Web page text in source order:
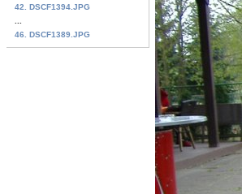
42. DSCF1394.JPG
46. DSCF1389.JPG